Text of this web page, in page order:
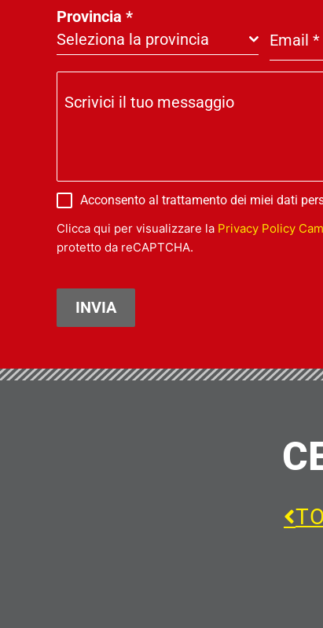
Provincia*
Seleziona la provincia
Email *
Scrivici il tuo messaggio
Acconsento al trattamento dei miei dati
Clicca qui per visualizzare la Privacy Policy
protetto da reCAPTCHA.
INVIA